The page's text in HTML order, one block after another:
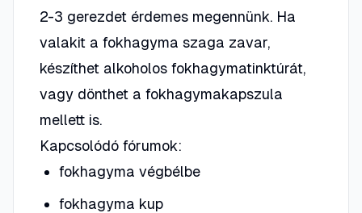
2-3 gerezdet érdemes megennünk. Ha
valakit a fokhagyma szaga zavar,
készíthet alkoholos fokhagymatinktúrát,
vagy dönthet a fokhagymakapszula
mellett is.
Kapcsolódó fórumok:
fokhagyma végbélbe
fokhagyma kup